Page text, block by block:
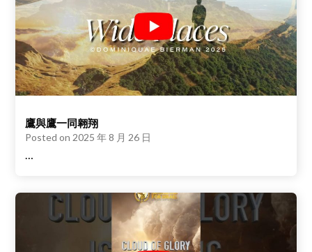
鷹與鷹一同翱翔
Posted on 2025 年 8 月 26 日
…